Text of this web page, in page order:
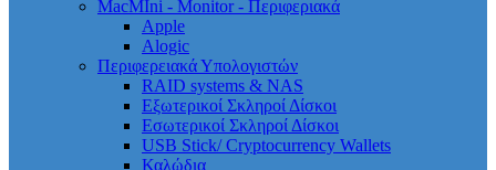
MacMIni - Monitor - Περιφεριακά
Apple
Alogic
Περιφερειακά Υπολογιστών
RAID systems & NAS
Εξωτερικοί Σκληροί Δίσκοι
Εσωτερικοί Σκληροί Δίσκοι
USB Stick/ Cryptocurrency Wallets
Καλώδια